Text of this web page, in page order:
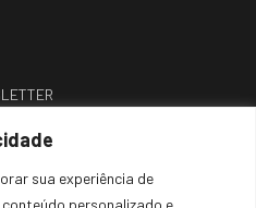
sua experiência de
personalizado e